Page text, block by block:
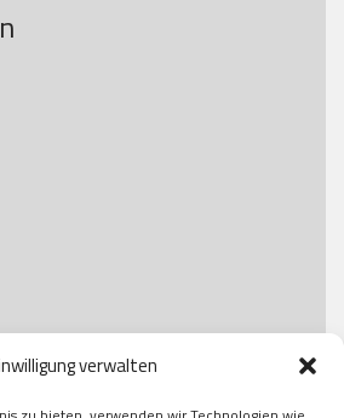
verwalten